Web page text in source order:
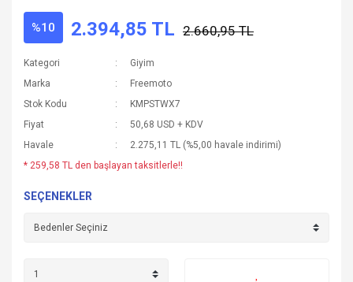
%10 2.394,85 TL 2.660,95 TL
Kategori
Giyim
Marka
Freemoto
Stok Kodu
KMPSTWX7
Fiyat
50,68 USD + KDV
Havale
2.275,11 TL (%5,00 havale indirimi)
* 259,58 TL den başlayan taksitlerle!!
SEÇENEKLER